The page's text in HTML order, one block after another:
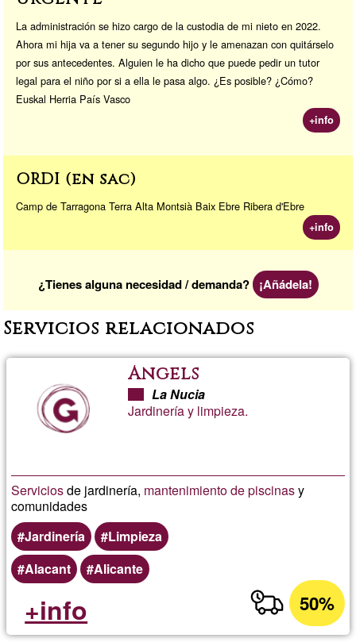
La administración se hizo cargo de la custodia de mi nieto en 2022.
Ahora mi hija va a tener su segundo hijo y le amenazan con quitárselo
por sus antecedentes. Alguien le ha dicho que puede pedir un tutor
legal para el niño por si a ella le pasa algo. ¿Es posible? ¿Cómo?
Euskal Herria País Vasco
+info
ORDI (en sac)
Camp de Tarragona Terra Alta Montsià Baix Ebre Ribera d'Ebre
+info
¿Tienes alguna necesidad / demanda? ¡Añádela!
Servicios relacionados
Ángels
La Nucia
Jardinería y limpieza.
Serviciosde jardinería, mantenimiento de piscinasy
comunidades
Jardinería
Limpieza
Alacant
Alicante
50%
+info